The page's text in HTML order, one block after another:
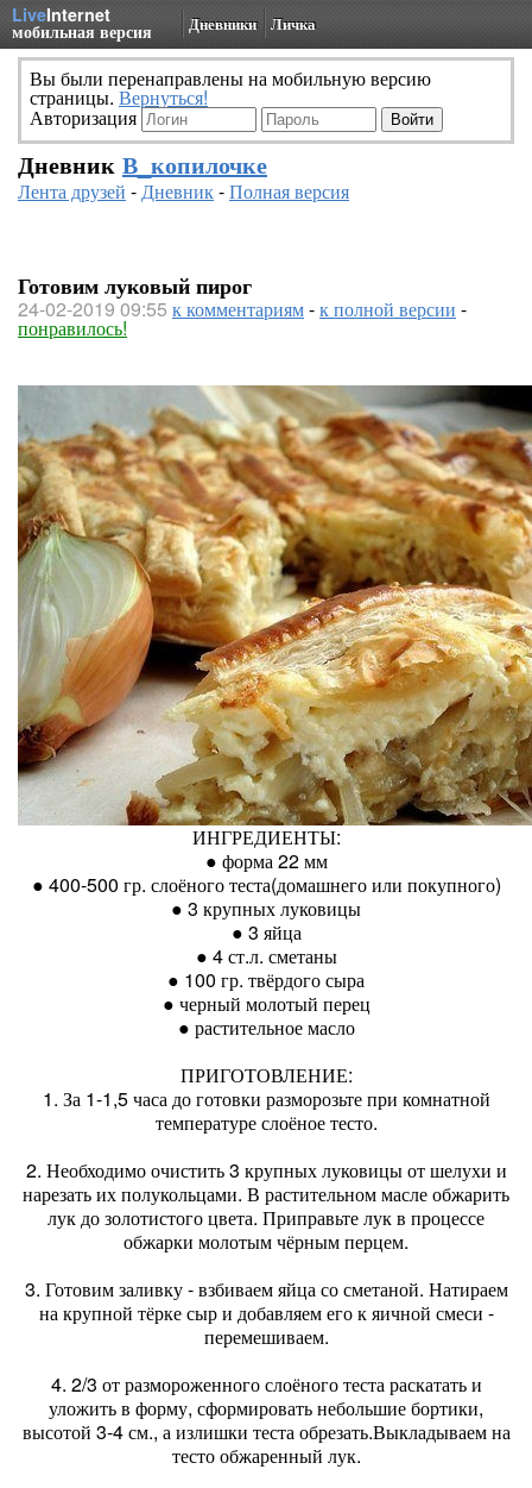
LiveInternet
мобильная версия Дневники Личка
Вы были перенаправлены на мобильную версию
страницы. Вернуться!
Авторизация
Дневник В_копилочке
Лента друзей -Дневник-Полная версия
Готовим луковый пирог
24-02-2019 09:55 к комментариям-к полной версии -
понравилось!
ИНГРЕДИЕНТЫ:
● форма 22 мм
● 400-500 гр. слоёного теста(домашнего или покупного)
● 3 крупных луковицы
● 3 яйца
● 4 ст.л. сметаны
● 100 гр. твёрдого сыра
● черный молотый перец
● растительное масло
ПРИГОТОВЛЕНИЕ:
1. За 1-1,5 часа до готовки разморозьте при комнатной
температуре слоёное тесто.
2. Необходимо очистить 3 крупных луковицы от шелухи и
нарезать их полукольцами. В растительном масле обжарить
лук до золотистого цвета. Приправьте лук в процессе
обжарки молотым чёрным перцем.
3. Готовим заливку - взбиваем яйца со сметаной. Натираем
на крупной тёрке сыр и добавляем его к яичной смеси -
перемешиваем.
4. 2/3 от размороженного слоёного теста раскатать и
уложить в форму, сформировать небольшие бортики,
высотой 3-4 см., а излишки теста обрезать.Выкладываем на
тесто обжаренный лук.